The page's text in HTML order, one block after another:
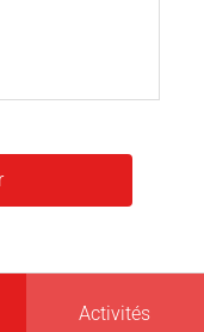
Activités